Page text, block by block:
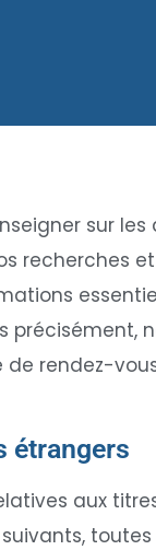
sur
recherches
précisément,
rendez-
étrangers
aux
toutes